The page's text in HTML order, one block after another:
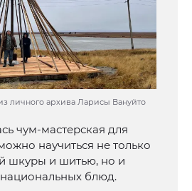
личного архива Ларисы Вануйто
чум-мастерская для
научиться не только
шкуры и шитью, но и
блюд.